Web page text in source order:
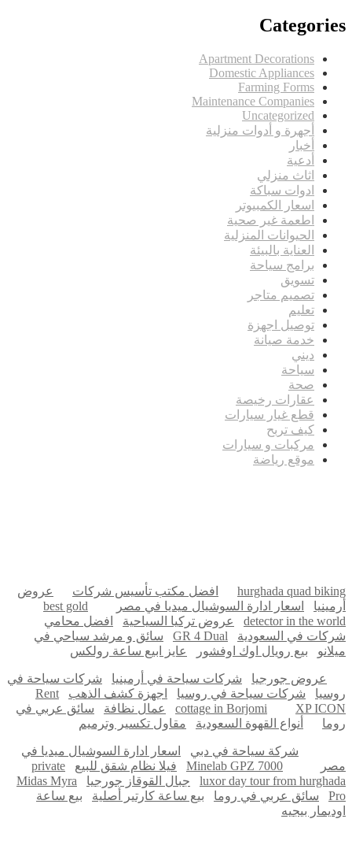
Categories
Apartment Decorations
Domestic Appliances
Farming Forms
Maintenance Companies
Uncategorized
أجهرة و أدوات منزلية
أخبار
أدعية
اثاث منزلي
ادوات سباكة
اسعار الكمبيوتر
اطعمة غير صحية
الحيوانات المنزلية
العناية بالبيئة
برامج سياحة
تسويق
تصميم متاجر
تعليم
توصيل اجهزة
خدمة صيانة
ديني
سياحة
صحة
عقارات رخيصة
قطع غيار سيارات
كيف تربح
مركبات و سيارات
موقع رياضة
hurghada quad biking افضل مكتب تأسيس شركات
عروض
أرمينيا
اسعار ادارة السوشيال ميديا في مصر
best gold
detector in the world
عروض تركيا السياحية
افضل محامي
شركات في السعودية
GR 4 Dual
سائق و مرشد سياحي في
ميلانو
بيع رويال اوك اوفشور عايز ابيع ساعة رولكس
عروض جورجيا شركات سياحة في أرمينيا
شركات سياحة في
روسيا
شركات سياحة في روسيا اجهزة كشف الذهب
Rent
cottage in Borjomi
XP ICON عمال نظافة
سائق عربي في
روما
أنواع القهوة السعودية مقاول تكسير وترميم
شركة سياحة في دبي
اسعار ادارة السوشيال ميديا في
مصر
Minelab GPZ 7000 فيلا نظام شقق للبيع
private
luxor day tour from hurghada
جبال القوقاز جورجيا
Midas Myra
Pro
سائق عربي في روما بيع ساعة كارتير أصلية
بيع ساعة
اوديمار بيجيه